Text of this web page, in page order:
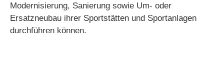
Modernisierung, Sanierung sowie Um- oder
Ersatzneubau ihrer Sportstätten und Sportanlagen
durchführen können.